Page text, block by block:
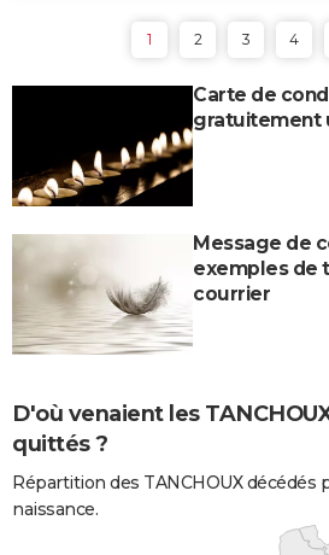
1 2 3 4
Carte de
gratuitement
Message de
exemples de
courrier
D'où venaient les
quittés ?
Répartition des TANCHOUX décédés
naissance.